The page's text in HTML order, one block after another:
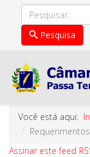
Pesquisa
Você está aqui:
Requerimentos
Assinar este feed